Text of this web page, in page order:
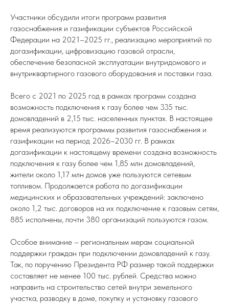
Участники обсудили итоги программ развития
газоснабжения и газификации субъектов Российской
Федерации на 2021–2025 гг., реализацию мероприятий по
догазификации, цифровизацию газовой отрасли,
обеспечение безопасной эксплуатации внутридомового и
внутриквартирного газового оборудования и поставки газа.
Всего с 2021 по 2025 год в рамках программ создана
возможность подключения к газу более чем 335 тыс.
домовладений в 2,15 тыс. населенных пунктах. В настоящее
время реализуются программы развития газоснабжения и
газификации на период 2026–2030 гг. В рамках
догазификации к настоящему времени создана возможность
подключения к газу более чем 1,85 млн домовладений,
жители около 1,17 млн домов уже пользуются сетевым
топливом. Продолжается работа по догазификации
медицинских и образовательных учреждений: заключено
около 1,2 тыс. договоров на их подключение к газовым сетям,
885 исполнены, почти 380 организаций пользуются газом.
Особое внимание – региональным мерам социальной
поддержки граждан при подключении домовладений к газу.
Так, по поручению Президента РФ размер такой поддержки
составляет не менее 100 тыс. рублей. Средства можно
направить на строительство сетей внутри земельного
участка, разводку в доме, покупку и установку газового